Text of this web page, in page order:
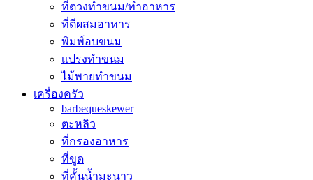
ที่ตวงทำขนม/ทำอาหาร
ที่ตีผสมอาหาร
พิมพ์อบขนม
เเปรงทำขนม
ไม้พายทำขนม
เครื่องครัว
barbequeskewer
ตะหลิว
ที่กรองอาหาร
ที่ขูด
ที่คั้นน้ำมะนาว